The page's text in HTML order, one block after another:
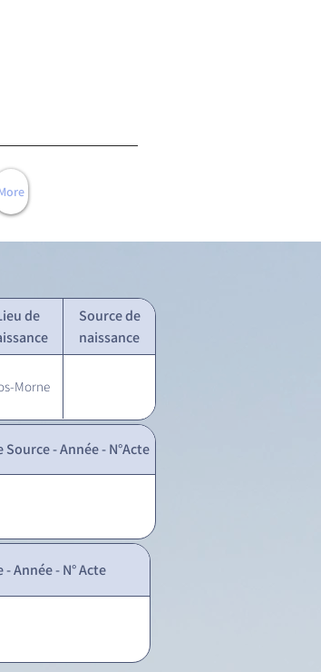
de
Source de
naissance
Morne
- Année - N°Acte
- Année - N° Acte